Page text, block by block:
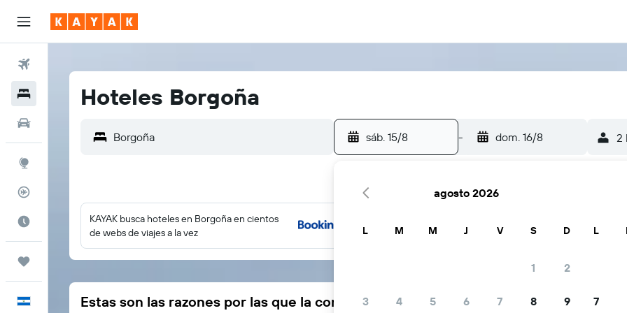
HotelesHoteles Borgoña
sáb. 15/8 - dom. 16/8 2
KAYAK busca hoteles en Borgoña en cientos
de webs de viajes a la vez
Estas son las razones por las que la comunidad viajera elige KAYAK
agosto 2026
L M M J V S D
1 2
3 4 5 6 7 8 9
L
7